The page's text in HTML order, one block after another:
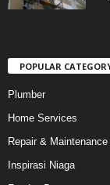
POPULAR
Plumber
Home Services
Repair & Maintenance
Inspirasi Niaga